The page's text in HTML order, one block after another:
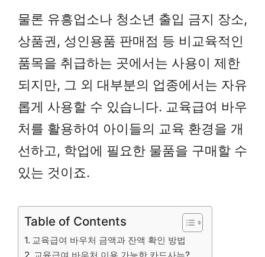
물론 유흥업소나 청소년 출입 금지 장소,
상품권, 성인용품 판매점 등 비교육적인
품목을 취급하는 곳에서는 사용이 제한
되지만, 그 외 대부분의 업종에서는 자유
롭게 사용할 수 있습니다. 교육급여 바우
처를 활용하여 아이들의 교육 환경을 개
선하고, 학업에 필요한 물품을 구매할 수
있는 것이죠.
Table of Contents
교육급여 바우처 금액과 잔액 확인 방법